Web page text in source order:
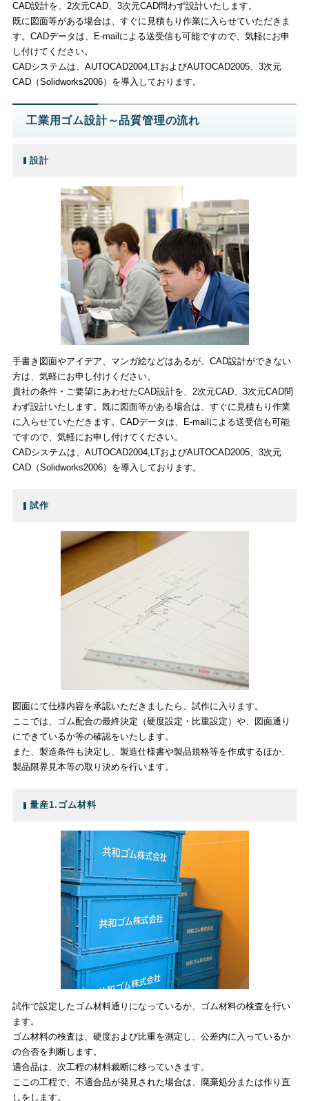
CAD設計を、2次元CAD、3次元CAD問わず設計いたします。
既に図面等がある場合は、すぐに見積もり作業に入らせていただきま
す。CADデータは、E-mailによる送受信も可能ですので、気軽にお申
し付けてください。
CADシステムは、AUTOCAD2004,LTおよびAUTOCAD2005、3次元
CAD（Solidworks2006）を導入しております。
工業用ゴム設計～品質管理の流れ
設計
手書き図面やアイデア、マンガ絵などはあるが、CAD設計ができない
方は、気軽にお申し付けください。
貴社の条件・ご要望にあわせたCAD設計を、2次元CAD、3次元CAD問
わず設計いたします。既に図面等がある場合は、すぐに見積もり作業
に入らせていただきます。CADデータは、E-mailによる送受信も可能
ですので、気軽にお申し付けてください。
CADシステムは、AUTOCAD2004,LTおよびAUTOCAD2005、3次元
CAD（Solidworks2006）を導入しております。
試作
図面にて仕様内容を承認いただきましたら、試作に入ります。
ここでは、ゴム配合の最終決定（硬度設定・比重設定）や、図面通り
にできているか等の確認をいたします。
また、製造条件も決定し、製造仕様書や製品規格等を作成するほか、
製品限界見本等の取り決めを行います。
量産1.ゴム材料
試作で設定したゴム材料通りになっているか、ゴム材料の検査を行い
ます。
ゴム材料の検査は、硬度および比重を測定し、公差内に入っているか
の合否を判断します。
適合品は、次工程の材料裁断に移っていきます。
ここの工程で、不適合品が発見された場合は、廃棄処分または作り直
しをします。